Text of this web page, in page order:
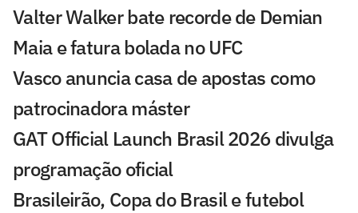
Valter Walker bate recorde de Demian
Maia e fatura bolada no UFC
Vasco anuncia casa de apostas como
patrocinadora máster
GAT Official Launch Brasil 2026 divulga
programação oficial
Brasileirão, Copa do Brasil e futebol